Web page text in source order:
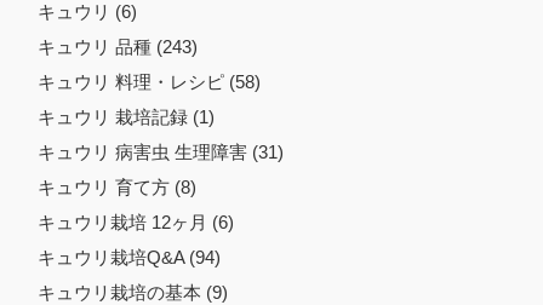
キュウリ (6)
キュウリ 品種 (243)
キュウリ 料理・レシピ (58)
キュウリ 栽培記録 (1)
キュウリ 病害虫 生理障害 (31)
キュウリ 育て方 (8)
キュウリ栽培 12ヶ月 (6)
キュウリ栽培Q&A (94)
キュウリ栽培の基本 (9)